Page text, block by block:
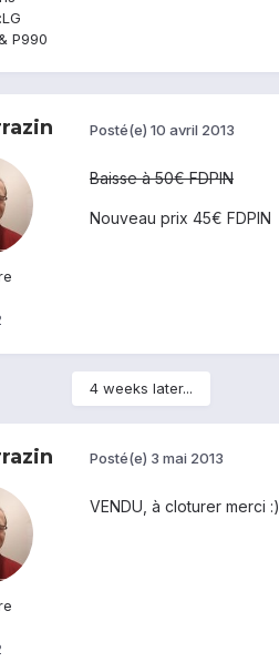
LG
P990
Posté(e) 10 avril 2013
Baisse à 50€ FDPIN
Nouveau prix 45€ FDPIN
4 weeks later...
Posté(e) 3 mai 2013
VENDU, à cloturer merci :)